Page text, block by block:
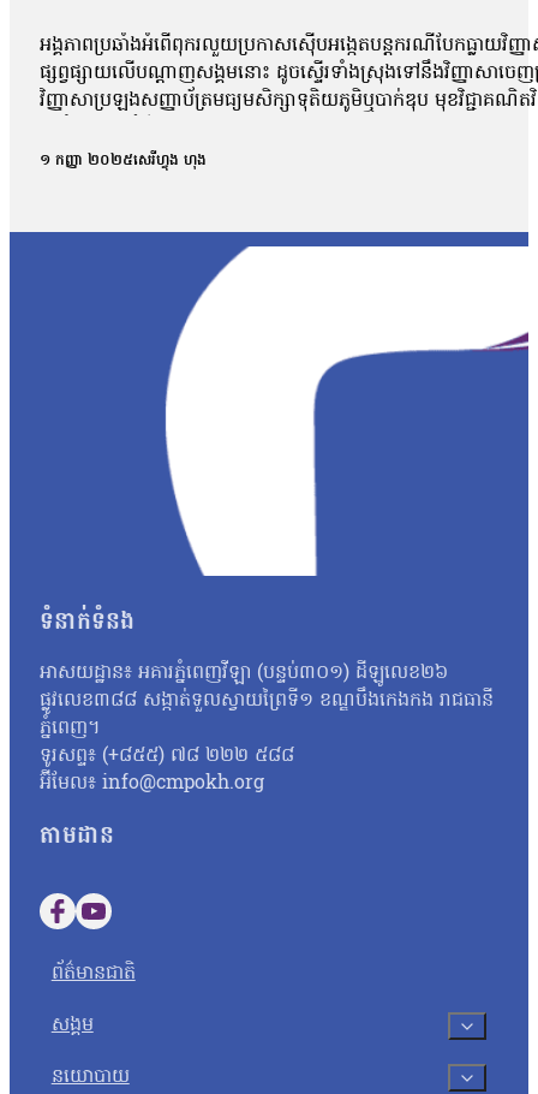
អង្គភាពប្រឆាំងអំពើពុករលួយប្រកាសស៊ើបអង្កេតបន្តករណីបែកធ្លាយវិ
ផ្សព្វផ្សាយលើបណ្ដាញសង្គមនោះ ដូចស្ទើរទាំងស្រុងទៅនឹងវិញ្ញាសាច
វិញ្ញាសាប្រឡងសញ្ញាប័ត្រមធ្យមសិក្សាទុតិយភូមិឬបាក់ឌុប មុខវិជ្ជាគណិត
ពេល នៅក្នុងគ្រុបតេឡេក្រាម ដែលបានបែកធ្លាយ។ តាមរយៈលិខិតចុះថ្
បង្ហោះព័ត៌មានដែលនិយាយថា ការបែកធ្លាយនូវវិញ្ញាសាគណិតវិទ្យា គឺជ
ក្របណ្ដាញសង្គមទាំងអស់ដើម្បីអាចប្រមូលភ័ស្តុតាងបានគ្រប់ជ្រុងជ្រ
វិញ្ញាសាដែលបានចេញប្រឡងពិតមែន ក៏ប៉ុន្តែគ្មានការបញ្ជាក់ណាមួយថ
ឃើញថា មានវិញ្ញាសាមួយចំនួនដែលបង្ហោះនៅលើបណ្ដាញសង្គមនោះគឺ
មកដល់ពេលនេះយើងនឹងព្យាយាមស្រាវជ្រាវបន្ថែមទៀត។ យើងក៏រង់
បែកធ្លាយវិញ្ញាសាប្រឡងនេះ មានលទ្ធភាពអាចកើតឡើងបានក្
កាលដែលអាចមានការបែកធ្លាយ យើងអាចគិតថា ក្នុងដំណាក់កាលនៃ
ក្រោយពេលប្រឡងតែម្ដង អ៊ីចឹងហើយបានជានៅក្នុងរបាយការណ៍យើង
របស់ អ.ប.ព.»។ ក៏ប៉ុន្តែលោក សយ ច័ន្ទវិចិត្រ អះអាងថារូបថតវិញ្ញ
វិច្ឆិកា អ្នកនាំពាក្យក្រសួងអប់រំ យុវជន និងកីឡា បានប្រាប់ថាក្រសួងអប់
នោះទេ។ អ្នកស្រីថា៖ «អ្វីដែលយើងរកឃើញបឋមហ្នឹងគឺមានន័យថា
បន្ថែមទៀតតាមរយៈធនធានដែលមាន ប៉ុន្តែរហូតមកដល់ពេលនេះមិនទ
នេះនឹងត្រូវទទួលទោសទណ្ឌទៅតាមវិធានដែលបានចែង។ ជុំវិញករណីន
ប្រឡងដែលបានខិតខំរៀនសូត្រអាចបាក់ទឹកចិត្ត។ តែយ៉ាងណា លោកសំណូ
ហើយហ្នឹង ខ្ញុំថាទោះយ៉ាងណាយើងត្រូវតែមានមទោនភាពចំពោះអ្វីដែល
ហើយបើថាឯកសារនោះមានការបែកធ្លាយមែន នោះក្រសួងគួរតែគិតថា
កម្ពុជាឯករាជ្យ អ្នកស្រី អ៊ុក ឆាយ៉ាវី ស្នើដល់ក្រសួងអប់រំ យុវជន និងកី
អ្នកស្រីថា៖ «ប្រសិនបើឃើញបែកធ្លាយវិញ្ញាសា ក្រសួងអប់រំក៏ដូចជាអង្
សូត្របានទេ គួរតែបញ្ជាក់វិញបញ្ជាក់ប្រាប់វិញថា អញ្ចេះអញ្ចោះវិញ
ប្រឡងសញ្ញាបត្រមធ្យមសិក្សាទុតិយភូមិ សម័យប្រឡង ២៨ សីហា ២០២
បេក្ខជនថ្នាក់វិទ្យាសាស្ត្រចំនួនជាង៤ម៉ឺននាក់ (៤០ ៦៧៨ នាក់) ស្ត្រី
១ កញ្ញា ២០២៥សេរីហ្វុង ហុង
ទំនាក់ទំនង
អាសយដ្ឋាន៖ អគារភ្នំពេញវីឡា (បន្ទប់៣០១) ដីឡូលេខ២៦
ផ្លូវលេខ៣៨៨ សង្កាត់ទួលស្វាយព្រៃទី១ ខណ្ឌបឹងកេងកង រាជធានី
ភ្នំពេញ។
ទូរសព្ទ៖ (+៨៥៥) ៧៨ ២២២ ៥៨៨
អ៊ីមែល៖ info@cmpokh.org
តាមដាន
Follow us on Facebook
Follow us on YouTube
ព័ត៌មានជាតិ
សង្គម
នយោបាយ